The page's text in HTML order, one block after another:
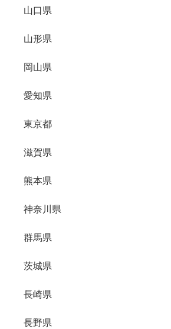
山口県
山形県
岡山県
愛知県
東京都
滋賀県
熊本県
神奈川県
群馬県
茨城県
長崎県
長野県